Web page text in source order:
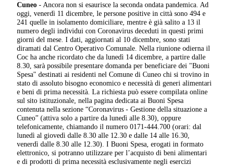
Cuneo - Ancora non si esaurisce la seconda ondata pandemica. Ad
oggi, venerdì 11 dicembre, le persone positive in città sono 494 e
241 quelle in isolamento domiciliare, mentre è già salito a 13 il
numero degli individui con Coronavirus deceduti in questi primi
giorni del mese. I dati, aggiornati al 10 dicembre, sono stati
diramati dal Centro Operativo Comunale. Nella riunione odierna il
Coc ha anche ricordato che da lunedì 14 dicembre, a partire dalle
8.30, sarà possibile presentare domanda per beneficiare dei "Buoni
Spesa" destinati ai residenti nel Comune di Cuneo chi si trovino in
stato di assoluto bisogno economico e necessità di generi alimentari
e beni di prima necessità. La richiesta può essere compilata online
sul sito istituzionale, nella pagina dedicata ai Buoni Spesa
contenuta nella sezione “Coronavirus - Gestione della situazione a
Cuneo” (attiva solo a partire da lunedì alle 8.30), oppure
telefonicamente, chiamando il numero 0171-444.700 (orari: dal
lunedì al giovedì dalle 8.30 alle 12.30 e dalle 14 alle 16.30,
venerdì dalle 8.30 alle 12.30). I Buoni Spesa, erogati in formato
elettronico, si potranno utilizzare per l’acquisto di beni alimentari
e di prodotti di prima necessità esclusivamente negli esercizi